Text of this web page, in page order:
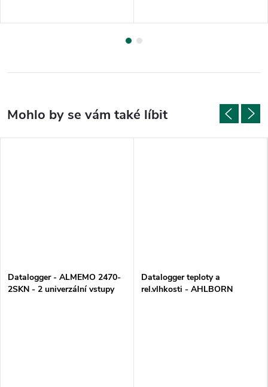
Datalogger - ALMEMO 2470-
2SKN - 2 univerzální vstupy
Datalogger teploty a
rel.vlhkosti - AHLBORN